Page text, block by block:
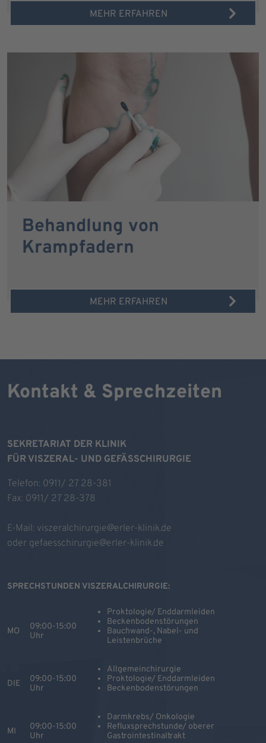
MEHR ERFAHREN
Behandlung von
Krampfadern
MEHR ERFAHREN
Kontakt & Sprechzeiten
SEKRETARIAT DER KLINIK
FÜR VISZERAL- UND GEFÄSSCHIRURGIE
Telefon: 0911/ 27 28-381
Fax: 0911/ 27 28-378
E-Mail: viszeralchirurgie@erler-klinik.de
oder gefaesschirurgie@erler-klinik.de
SPRECHSTUNDEN VISZERALCHIRURGIE:
MO
09:00-15:00
Uhr
Proktologie/ Enddarmleiden
Beckenbodenstörungen
Bauchwand-, Nabel- und
Leistenbrüche
DIE
09:00-15:00
Uhr
Allgemeinchirurgie
Proktologie/ Enddarmleiden
Beckenbodenstörungen
MI
09:00-15:00
Uhr
Darmkrebs/ Onkologie
Refluxsprechstunde/ oberer
Gastrointestinaltrakt